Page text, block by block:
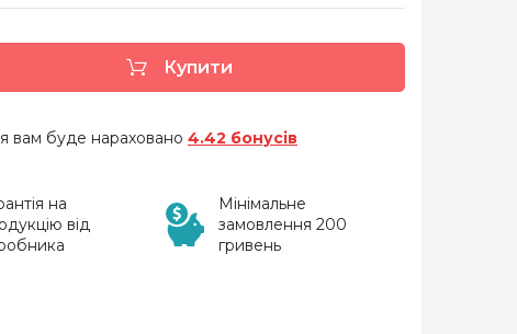
Купити
вам буде нараховано 4.42 бонусів
на
від
Мінімальне
замовлення 200
гривень